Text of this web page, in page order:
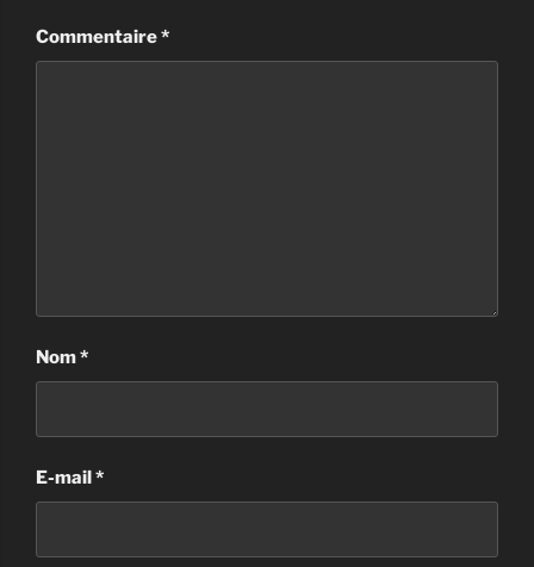
Commentaire*
Nom*
E-mail*